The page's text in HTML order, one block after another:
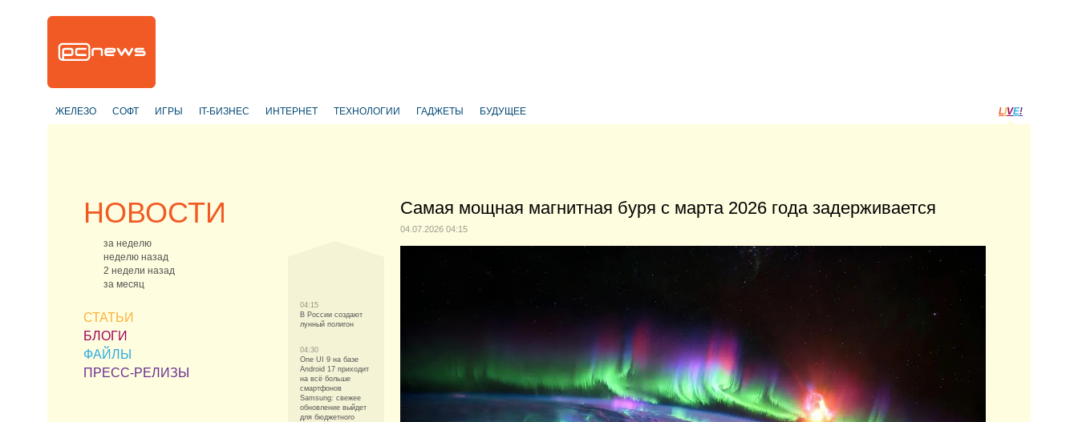
ЖЕЛЕЗО СОФТ ИГРЫ IT-БИЗНЕС ИНТЕРНЕТ ТЕХНОЛОГИИ ГАДЖЕТЫ БУДУЩЕЕ LIVE!
НОВОСТИ
за неделю
неделю назад
2 недели назад
за месяц
СТАТЬИ
БЛОГИ
ФАЙЛЫ
ПРЕСС-РЕЛИЗЫ
04:15
В России создают
лунный полигон
04:30
One UI 9 на базе
Android 17 приходит
на всё больше
смартфонов
Samsung: свежее
обновление выйдет
для бюджетного
Самая мощная магнитная буря с марта 2026 года задерживается
04.07.2026 04:15